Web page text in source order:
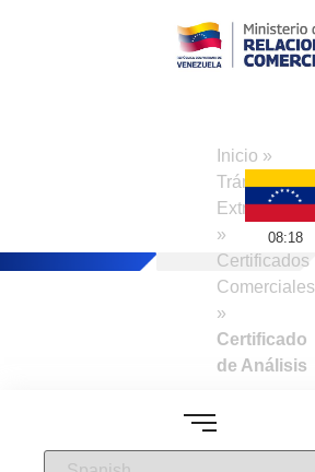
Inicio »
Trámites a
Extranjeros
»
Certificados
Comerciales
»
Certificado
de Análisis
08:18